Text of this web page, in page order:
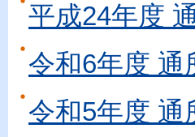
平成24年度
令和6年度
令和5年度